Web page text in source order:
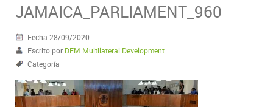
JAMAICA_PARLIAMENT_960
Fecha 28/09/2020
Escrito por DEM Multilateral Development
Categoría